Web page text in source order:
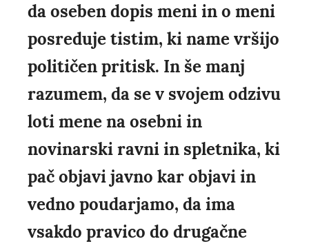
da oseben dopis meni in o meni
posreduje tistim, ki name vršijo
političen pritisk. In še manj
razumem, da se v svojem odzivu
loti mene na osebni in
novinarski ravni in spletnika, ki
pač objavi javno kar objavi in
vedno poudarjamo, da ima
vsakdo pravico do drugačne